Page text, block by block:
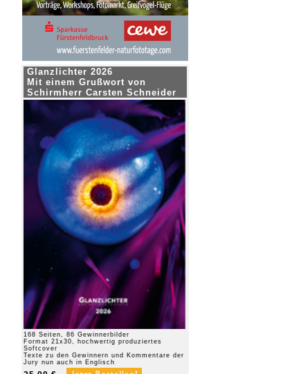
Glanzlichter 2026
Mit einem Grußwort von
Schirmherr Carsten Schneider
168 Seiten, 86 Gewinnerbilder
Format 21x30, hochwertig produziertes
Softcover
Texte zu den Gewinnern und Kommentare der
Jury nun auch in Englisch